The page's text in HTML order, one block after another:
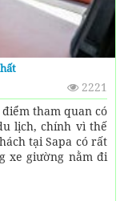
2221
tham quan có
lịch, chính vì thế
tại Sapa có rất
xe giường nằm đi